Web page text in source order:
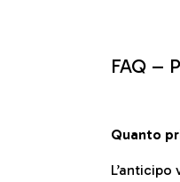
FAQ –
Quanto